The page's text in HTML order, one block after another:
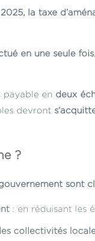
la taxe
en une seule fois
payable en deux
devront
?
sont
: en réduisant les
collectivités